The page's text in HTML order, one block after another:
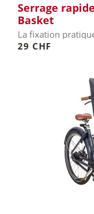
Serrage
Basket
La fixation
29 CHF